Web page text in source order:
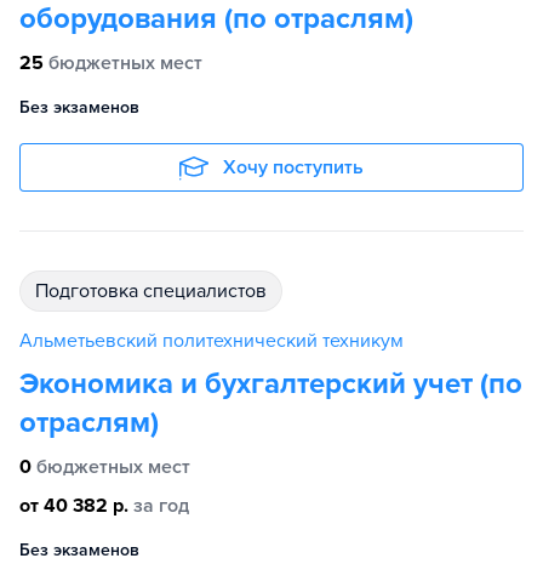
оборудования (по отраслям)
25 бюджетных мест
Без экзаменов
Хочу поступить
подготовка специалистов
Альметьевский политехнический техникум
Экономика и бухгалтерский учет (по
отраслям)
0 бюджетных мест
от 40 382 р. за год
Без экзаменов